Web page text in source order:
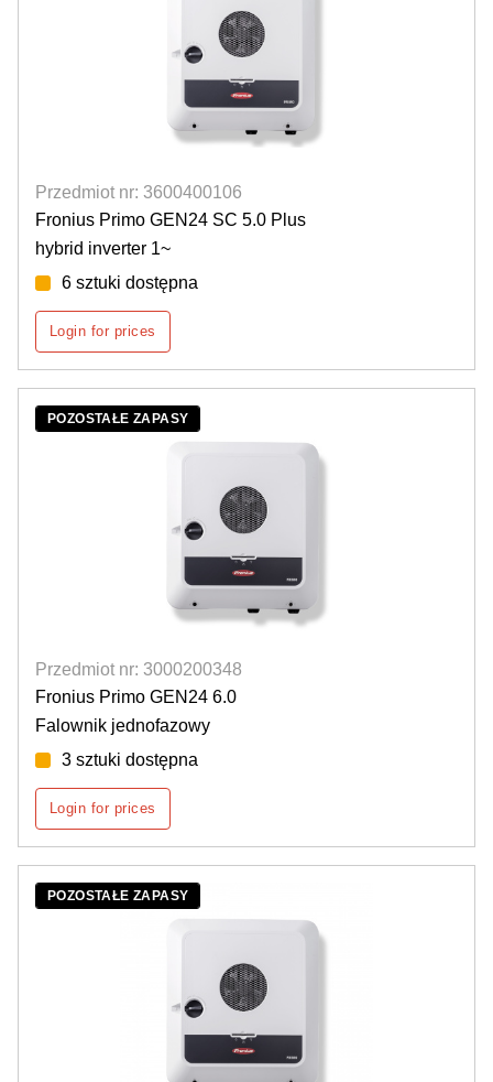
Przedmiot nr: 3600400106
Fronius Primo GEN24 SC 5.0 Plus
hybrid inverter 1~
6 sztuki dostępna
Login for prices
POZOSTAŁE ZAPASY
Przedmiot nr: 3000200348
Fronius Primo GEN24 6.0
Falownik jednofazowy
3 sztuki dostępna
Login for prices
POZOSTAŁE ZAPASY